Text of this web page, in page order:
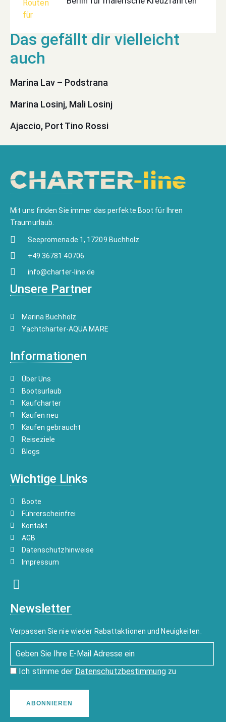
Marina Lav – Podstrana
Marina Losinj, Mali Losinj
Ajaccio, Port Tino Rossi
Mit uns finden Sie immer das perfekte Boot für Ihren
Traumurlaub.
Seepromenade 1, 17209 Buchholz
+49 36781 40706
info@charter-line.de
Unsere Partner
Marina Buchholz
Yachtcharter-AQUA MARE
Informationen
Über Uns
Bootsurlaub
Kaufcharter
Kaufen neu
Kaufen gebraucht
Reiseziele
Blogs
Wichtige Links
Boote
Führerscheinfrei
Kontakt
AGB
Datenschutzhinweise
Impressum
Newsletter
Verpassen Sie nie wieder Rabattaktionen und Neuigkeiten.
Ich stimme der Datenschutzbestimmungzu
ABONNIEREN